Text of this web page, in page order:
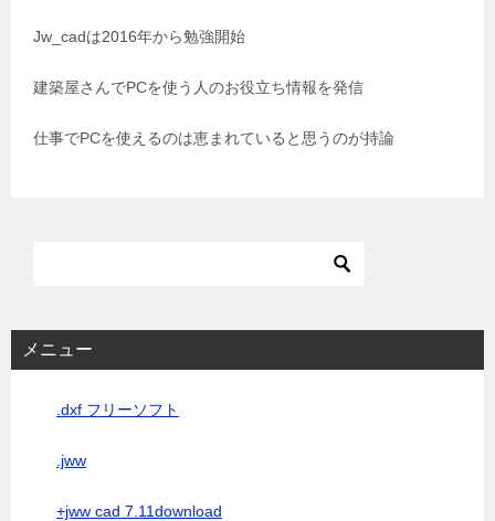
Jw_cadは2016年から勉強開始
建築屋さんでPCを使う人のお役立ち情報を発信
仕事でPCを使えるのは恵まれていると思うのが持論
メニュー
.dxf フリーソフト
.jww
+jww cad 7.11download